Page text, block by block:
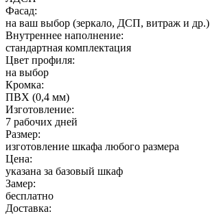
Фасад:
на ваш выбор (зеркало, ДСП, витраж и др.)
Внутреннее наполнение:
стандартная комплектация
Цвет профиля:
на выбор
Кромка:
ПВХ (0,4 мм)
Изготовление:
7 рабочих дней
Размер:
изготовление шкафа любого размера
Цена:
указана за базовый шкаф
Замер:
бесплатно
Доставка: